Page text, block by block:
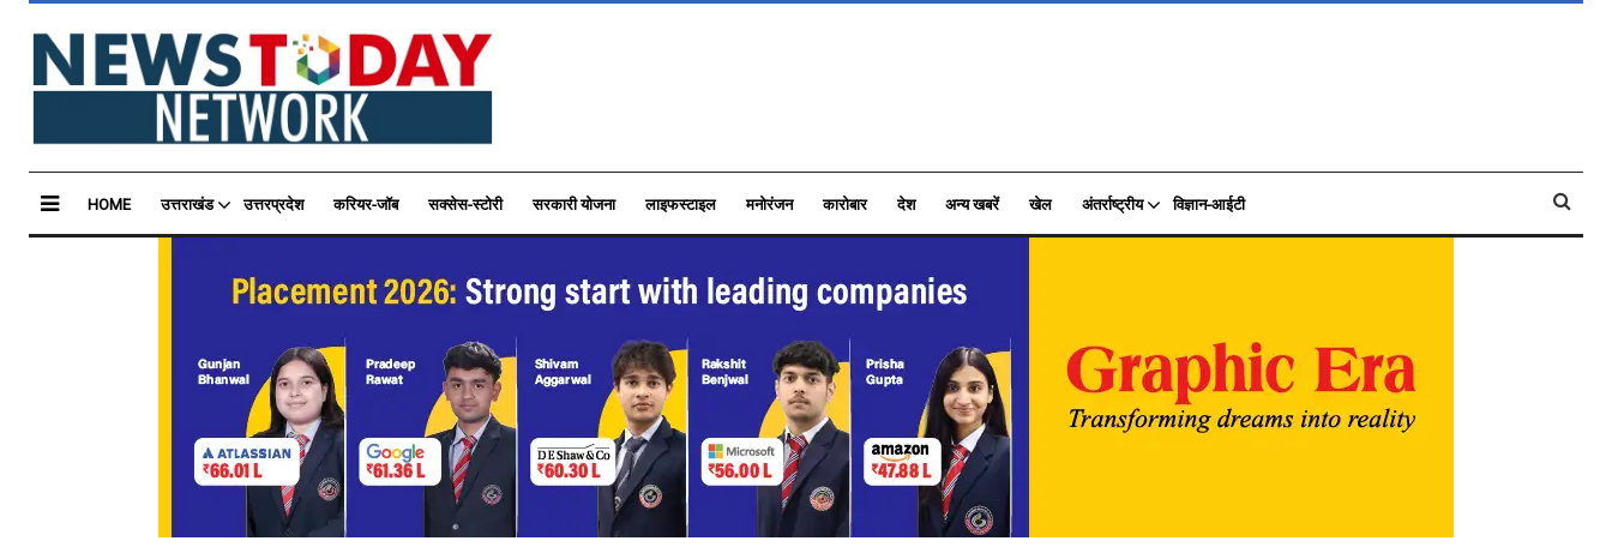
HOME उत्तराखंड उत्तरप्रदेश करियर-जॉब सक्सेस-स्टोरी सरकारी योजना लाइफस्टाइल मनोरंजन कारोबार देश अन्य खबरें खेल अंतर्राष्ट्रीय विज्ञान-आईटी